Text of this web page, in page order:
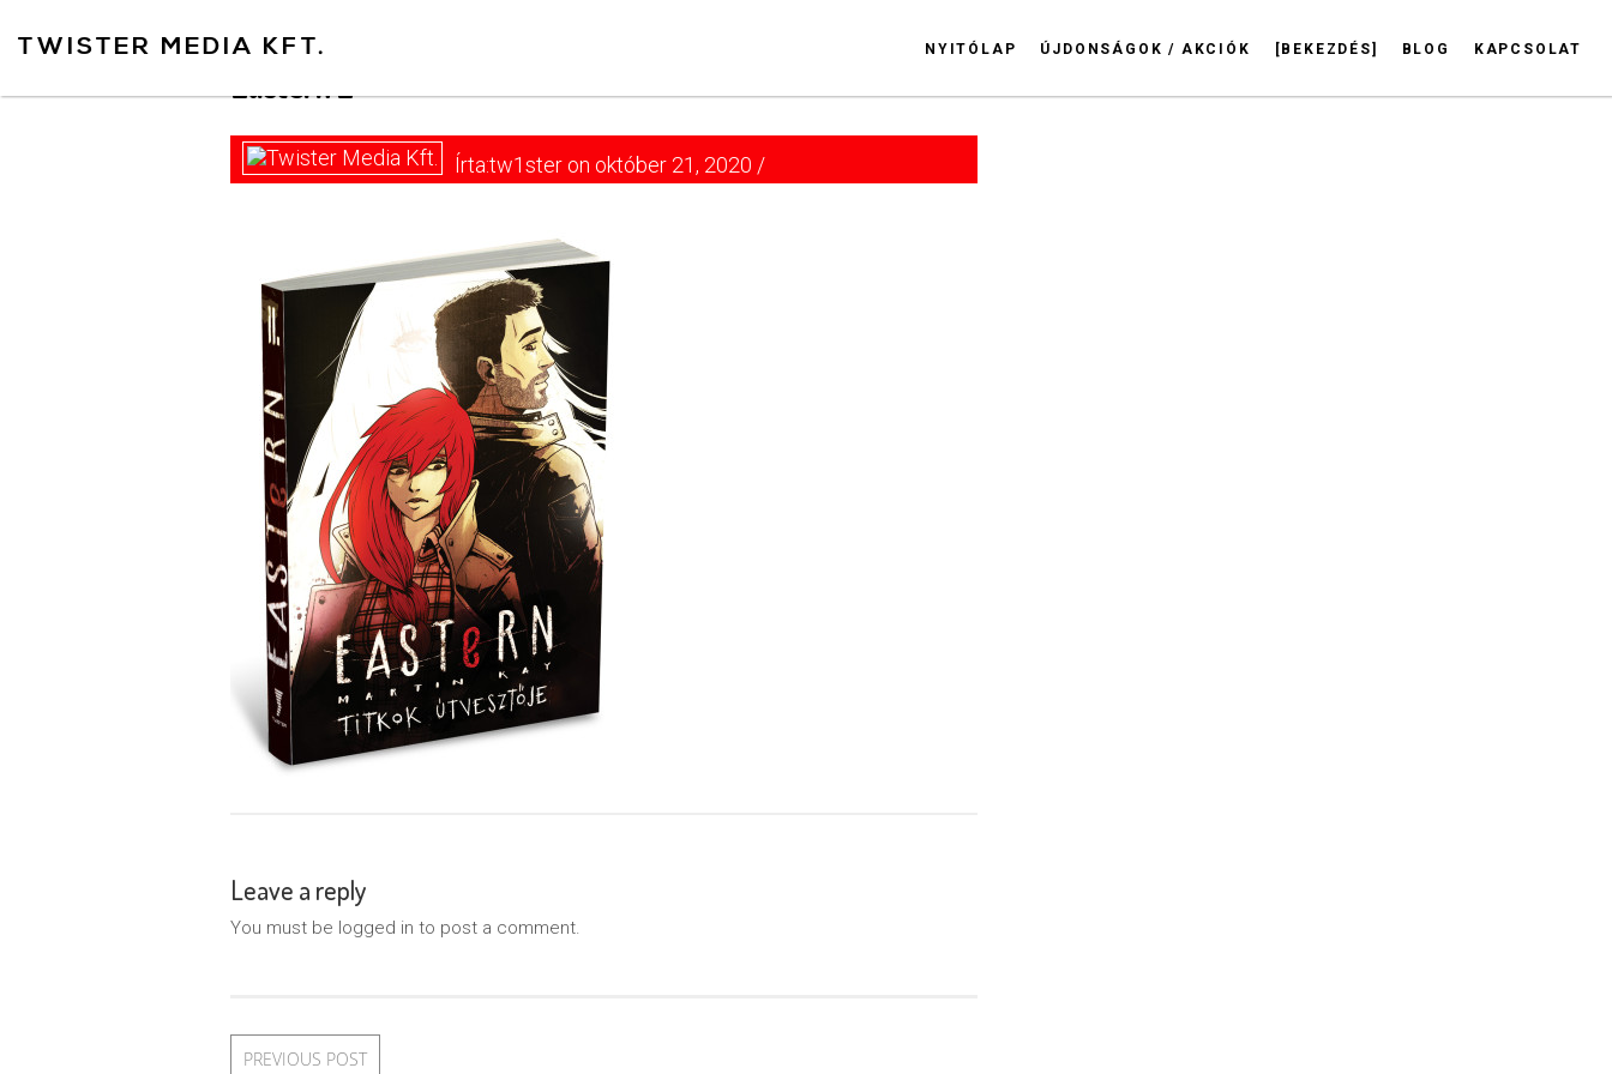
TWISTER MEDIA KFT. NYITÓLAP ÚJDONSÁGOK / AKCIÓK [BEKEZDÉS] BLOG KAPCSOLAT
Eastern 2
Írta:tw1ster on október 21, 2020 /
Leave a reply
You must be logged in to post a comment.
PREVIOUS POST